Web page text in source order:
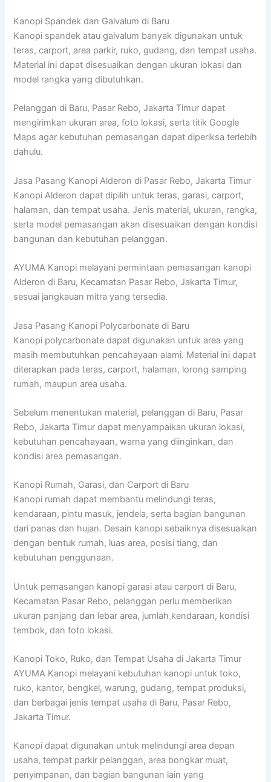
Kanopi Spandek dan Galvalum di Baru
Kanopi spandek atau galvalum banyak digunakan untuk
teras, carport, area parkir, ruko, gudang, dan tempat usaha.
Material ini dapat disesuaikan dengan ukuran lokasi dan
model rangka yang dibutuhkan.
Pelanggan di Baru, Pasar Rebo, Jakarta Timur dapat
mengirimkan ukuran area, foto lokasi, serta titik Google
Maps agar kebutuhan pemasangan dapat diperiksa terlebih
dahulu.
Jasa Pasang Kanopi Alderon di Pasar Rebo, Jakarta Timur
Kanopi Alderon dapat dipilih untuk teras, garasi, carport,
halaman, dan tempat usaha. Jenis material, ukuran, rangka,
serta model pemasangan akan disesuaikan dengan kondisi
bangunan dan kebutuhan pelanggan.
AYUMA Kanopi melayani permintaan pemasangan kanopi
Alderon di Baru, Kecamatan Pasar Rebo, Jakarta Timur,
sesuai jangkauan mitra yang tersedia.
Jasa Pasang Kanopi Polycarbonate di Baru
Kanopi polycarbonate dapat digunakan untuk area yang
masih membutuhkan pencahayaan alami. Material ini dapat
diterapkan pada teras, carport, halaman, lorong samping
rumah, maupun area usaha.
Sebelum menentukan material, pelanggan di Baru, Pasar
Rebo, Jakarta Timur dapat menyampaikan ukuran lokasi,
kebutuhan pencahayaan, warna yang diinginkan, dan
kondisi area pemasangan.
Kanopi Rumah, Garasi, dan Carport di Baru
Kanopi rumah dapat membantu melindungi teras,
kendaraan, pintu masuk, jendela, serta bagian bangunan
dari panas dan hujan. Desain kanopi sebaiknya disesuaikan
dengan bentuk rumah, luas area, posisi tiang, dan
kebutuhan penggunaan.
Untuk pemasangan kanopi garasi atau carport di Baru,
Kecamatan Pasar Rebo, pelanggan perlu memberikan
ukuran panjang dan lebar area, jumlah kendaraan, kondisi
tembok, dan foto lokasi.
Kanopi Toko, Ruko, dan Tempat Usaha di Jakarta Timur
AYUMA Kanopi melayani kebutuhan kanopi untuk toko,
ruko, kantor, bengkel, warung, gudang, tempat produksi,
dan berbagai jenis tempat usaha di Baru, Pasar Rebo,
Jakarta Timur.
Kanopi dapat digunakan untuk melindungi area depan
usaha, tempat parkir pelanggan, area bongkar muat,
penyimpanan, dan bagian bangunan lain yang